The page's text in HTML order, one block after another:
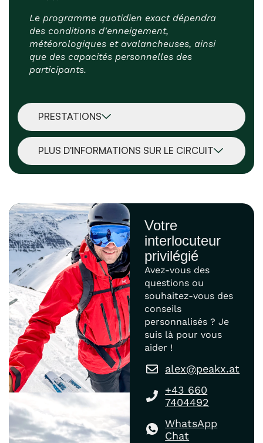
PRESTATIONS
PLUS D'INFORMATIONS SUR LE CIRCUIT
Le programme quotidien exact dépendra
des conditions d'enneigement,
météorologiques et avalancheuses, ainsi
que des capacités personnelles des
participants.
Votre
interlocuteur
privilégié
Avez-vous des
questions ou
souhaitez-vous des
conseils
personnalisés ? Je
suis là pour vous
aider !
alex@peakx.at
+43 660
7404492
WhatsApp
Chat